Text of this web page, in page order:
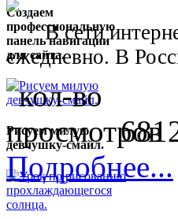
Создаем
профессиональную
панель навигации
для сайта.
Рисуем милую
девчушку-смайл.
В сети интернет
ежедневно. В
Подробнее...